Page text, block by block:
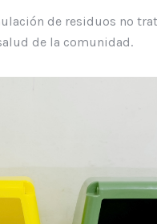
de residuos no
de la comunidad.